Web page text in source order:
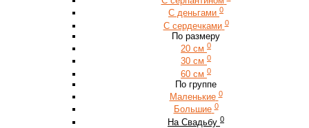
С деньгами 0
С сердечками 0
По размеру
20 см 0
30 см 0
60 см 0
По группе
Маленькие 0
Большие 0
На Свадьбу 0